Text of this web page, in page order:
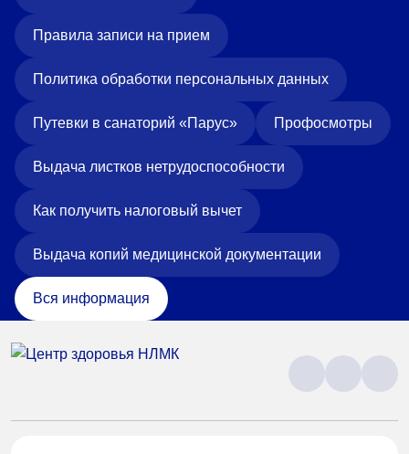
Правила записи на прием
Политика обработки персональных данных
Путевки в санаторий «Парус» Профосмотры
Выдача листков нетрудоспособности
Как получить налоговый вычет
Выдача копий медицинской документации
Вся информация